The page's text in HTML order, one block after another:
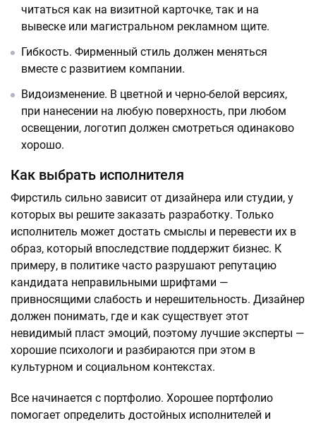
читаться как на визитной карточке, так и на
вывеске или магистральном рекламном щите.
Гибкость. Фирменный стиль должен меняться
вместе с развитием компании.
Видоизменение. В цветной и черно-белой версиях,
при нанесении на любую поверхность, при любом
освещении, логотип должен смотреться одинаково
хорошо.
Как выбрать исполнителя
Фирстиль сильно зависит от дизайнера или студии, у
которых вы решите заказать разработку. Только
исполнитель может достать смыслы и перевести их в
образ, который впоследствие поддержит бизнес. К
примеру, в политике часто разрушают репутацию
кандидата неправильными шрифтами —
привносящими слабость и нерешительность. Дизайнер
должен понимать, где и как существует этот
невидимый пласт эмоций, поэтому лучшие эксперты —
хорошие психологи и разбираются при этом в
культурном и социальном контекстах.
Все начинается с портфолио. Хорошее портфолио
помогает определить достойных исполнителей и